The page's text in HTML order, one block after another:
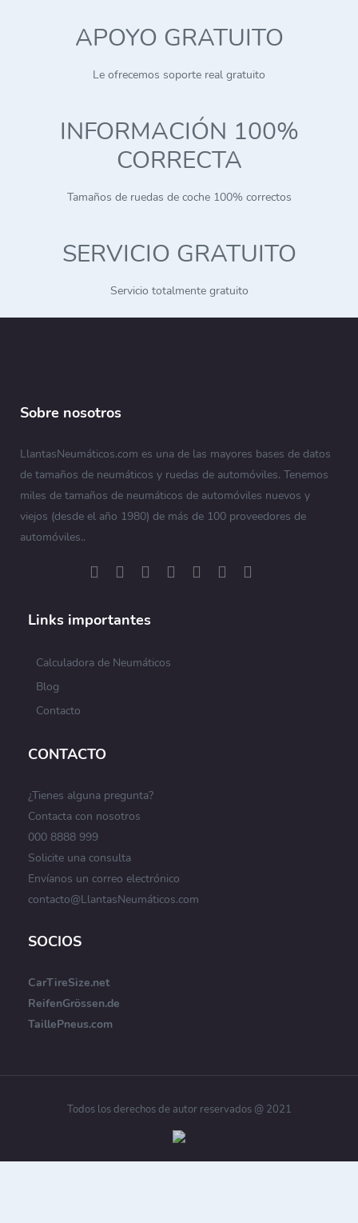
APOYO GRATUITO
Le ofrecemos soporte real gratuito
INFORMACIÓN 100%
CORRECTA
Tamaños de ruedas de coche 100% correctos
SERVICIO GRATUITO
Servicio totalmente gratuito
Sobre nosotros
LlantasNeumáticos.com es una de las mayores bases de datos
de tamaños de neumáticos y ruedas de automóviles. Tenemos
miles de tamaños de neumáticos de automóviles nuevos y
viejos (desde el año 1980) de más de 100 proveedores de
automóviles..
Links importantes
Calculadora de Neumáticos
Blog
Contacto
CONTACTO
¿Tienes alguna pregunta?
Contacta con nosotros
000 8888 999
Solicite una consulta
Envíanos un correo electrónico
contacto@LlantasNeumáticos.com
SOCIOS
CarTireSize.net
ReifenGrössen.de
TaillePneus.com
Todos los derechos de autor reservados @ 2021